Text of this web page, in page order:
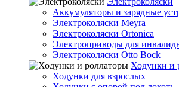
Аккумуляторы и зарядные
Электроколяски Meyra
Электроколяски Ortonica
Электроприводы для
Электроколяски Otto Bock
Ходунки и
Ходунки для взрослых